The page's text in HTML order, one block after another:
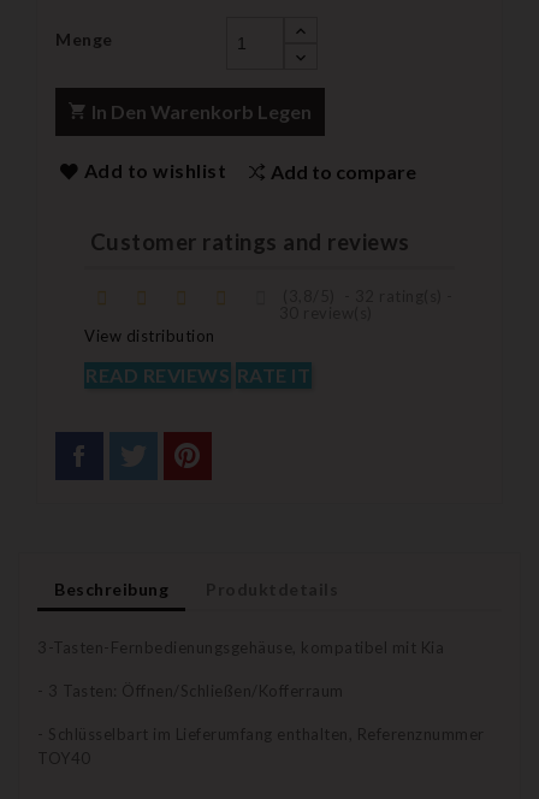
Menge
In Den Warenkorb Legen
Add to wishlist Add to compare
Customer ratings and reviews
View distribution
READ REVIEWS RATE IT
Beschreibung
3-Tasten-Fernbedienungsgehäuse, kompatibel mit Kia
- 3 Tasten: Öffnen/Schließen/Kofferraum
- Schlüsselbart im Lieferumfang enthalten, Referenznummer
TOY40